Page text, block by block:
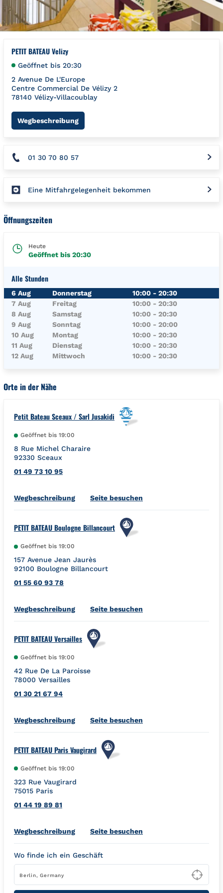
PETIT BATEAU Velizy
Geöffnet bis 20:30
2 Avenue De L'Europe
Centre Commercial De Vélizy 2
78140 Vélizy-Villacoublay
WegbeschreibungLink Opens in New Tab
01 30 70 80 57
Eine Mitfahrgelegenheit bekommen
Öffnungszeiten
Heute
Geöffnet bis 20:30
Alle Stunden
Wochentag Öffnungszeiten
6 Aug Donnerstag 10:00 - 20:30
7 Aug
Freitag 10:00 - 20:30
8 Aug
Samstag 10:00 - 20:30
9 Aug
Sonntag 10:00 - 20:00
10 Aug
Montag 10:00 - 20:30
11 Aug
Dienstag 10:00 - 20:30
12 Aug
Mittwoch 10:00 - 20:30
Orte in der Nähe
Petit Bateau Sceaux / Sarl Jusakidi
Geöffnet bis 19:00
8 Rue Michel Charaire
92330 Sceaux
01 49 73 10 95
WegbeschreibungLink Opens in New Tab
Seite besuchen
PETIT BATEAU Boulogne Billancourt
Geöffnet bis 19:00
157 Avenue Jean Jaurès
92100 Boulogne Billancourt
01 55 60 93 78
WegbeschreibungLink Opens in New Tab
Seite besuchen
PETIT BATEAU Versailles
Geöffnet bis 19:00
42 Rue De La Paroisse
78000 Versailles
01 30 21 67 94
WegbeschreibungLink Opens in New Tab
Seite besuchen
PETIT BATEAU Paris Vaugirard
Geöffnet bis 19:00
323 Rue Vaugirard
75015 Paris
01 44 19 89 81
WegbeschreibungLink Opens in New Tab
Seite besuchen
Wo finde ich ein Geschäft